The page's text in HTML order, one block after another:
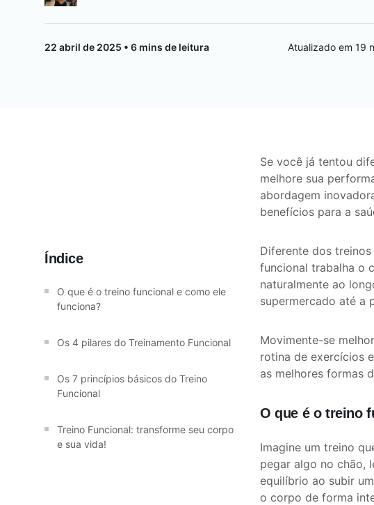
Saúde da mulher
22 abril de 2025 • 6 mins de leitura Atualizado em 19
Índice
O que é o treino funcional e como ele
funciona?
Os 4 pilares do Treinamento Funcional
Os 7 princípios básicos do Treino
Funcional
Treino Funcional: transforme seu corpo
e sua vida!
Se você já tentou
melhore sua
abordagem
benefícios para a
Diferente dos
funcional trabalha o
naturalmente ao
supermercado até a
Movimente-se
rotina de exercícios
as melhores formas
O que é o treino
Imagine um treino
pegar algo no chão,
equilíbrio ao subir
o corpo de forma